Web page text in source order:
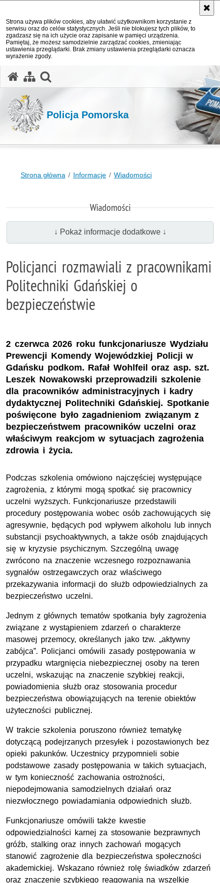
Strona używa plików cookies, aby ułatwić użytkownikom korzystanie z
serwisu oraz do celów statystycznych. Jeśli nie blokujesz tych plików, to
zgadzasz się na ich użycie oraz zapisanie w pamięci urządzenia.
Pamiętaj, że możesz samodzielnie zarządzać cookies, zmieniając
ustawienia przeglądarki. Brak zmiany ustawienia przeglądarki oznacza
wyrażenie zgody.
Policja Pomorska
Strona główna Informacje Wiadomości
Wiadomości
↓ Pokaż informacje dodatkowe ↓
Policjanci rozmawiali z pracownikami
Politechniki Gdańskiej o
bezpieczeństwie
2 czerwca 2026 roku funkcjonariusze Wydziału
Prewencji Komendy Wojewódzkiej Policji w
Gdańsku podkom. Rafał Wohlfeil oraz asp. szt.
Leszek Nowakowski przeprowadzili szkolenie
dla pracowników administracyjnych i kadry
dydaktycznej Politechniki Gdańskiej. Spotkanie
poświęcone było zagadnieniom związanym z
bezpieczeństwem pracowników uczelni oraz
właściwym reakcjom w sytuacjach zagrożenia
zdrowia i życia.
Podczas szkolenia omówiono najczęściej występujące
zagrożenia, z którymi mogą spotkać się pracownicy
uczelni wyższych. Funkcjonariusze przedstawili
procedury postępowania wobec osób zachowujących się
agresywnie, będących pod wpływem alkoholu lub innych
substancji psychoaktywnych, a także osób znajdujących
się w kryzysie psychicznym. Szczególną uwagę
zwrócono na znaczenie wczesnego rozpoznawania
sygnałów ostrzegawczych oraz właściwego
przekazywania informacji do służb odpowiedzialnych za
bezpieczeństwo uczelni.
Jednym z głównych tematów spotkania były zagrożenia
związane z wystąpieniem zdarzeń o charakterze
masowej przemocy, określanych jako tzw. „aktywny
zabójca”. Policjanci omówili zasady postępowania w
przypadku wtargnięcia niebezpiecznej osoby na teren
uczelni, wskazując na znaczenie szybkiej reakcji,
powiadomienia służb oraz stosowania procedur
bezpieczeństwa obowiązujących na terenie obiektów
użyteczności publicznej.
W trakcie szkolenia poruszono również tematykę
dotyczącą podejrzanych przesyłek i pozostawionych bez
opieki pakunków. Uczestnicy przypomnieli sobie
podstawowe zasady postępowania w takich sytuacjach,
w tym konieczność zachowania ostrożności,
niepodejmowania samodzielnych działań oraz
niezwłocznego powiadamiania odpowiednich służb.
Funkcjonariusze omówili także kwestie
odpowiedzialności karnej za stosowanie bezprawnych
gróźb, stalking oraz innych zachowań mogących
stanowić zagrożenie dla bezpieczeństwa społeczności
akademickiej. Wskazano również rolę świadków zdarzeń
oraz znaczenie szybkiego reagowania na wszelkie